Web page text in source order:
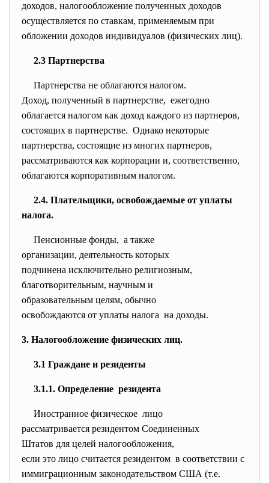
доходов, налогообложение полученных доходов
осуществляется по ставкам, применяемым при
обложении доходов индивидуалов (физических лиц).
2.3 Партнерства
Партнерства не облагаются налогом.
Доход, полученный в партнерстве, ежегодно
облагается налогом как доход каждого из партнеров,
состоящих в партнерстве. Однако некоторые
партнерства, состоящие из многих партнеров,
рассматриваются как корпорации и, соответственно,
облагаются корпоративным налогом.
2.4. Плательщики, освобождаемые от уплаты
налога.
Пенсионные фонды, а также
организации, деятельность которых
подчинена исключительно религиозным,
благотворительным, научным и
образовательным целям, обычно
освобождаются от уплаты налога на доходы.
3. Налогообложение физических лиц.
3.1 Граждане и резиденты
3.1.1. Определение резидента
Иностранное физическое лицо
рассматривается резидентом Соединенных
Штатов для целей налогообложения,
если это лицо считается резидентом в соответствии с
иммиграционным законодательством США (т.е.